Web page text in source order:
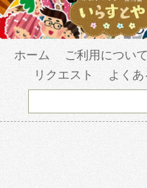
ホーム ご利用について
リクエスト
よく